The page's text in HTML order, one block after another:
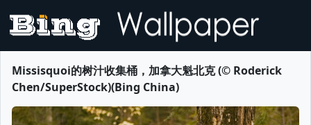
Missisquoi的树汁收集桶，加拿大魁北克 (© Roderick
Chen/SuperStock)(Bing China)